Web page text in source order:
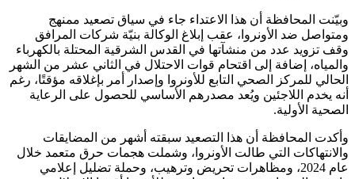
وبيّنت المحافظة أن هذا الاعتداء جاء في سياق تصعيد ممنهج
ومتواصل ضد الأونروا، عقب إبلاغ الوكالة بنيّة شركات المرافق
وقف تزويد عدد من منشآتها في القدس الشرقية المحتلة بالكهرباء
والمياه، إضافة إلى اقتحام قوات الاحتلال في الثاني عشر من الشهر
الحالي للمركز الصحي التابع للأونروا وإصدار أمر بإغلاقه مؤقتًا، رغم
أنه يخدم اللاجئين ويُعد مصدرهم الأساسي للحصول على الرعاية
الصحية الأولية.
وأكدت المحافظة أن هذا التصعيد سبقته أشهر من المضايقات
والانتهاكات التي طالت الأونروا، وشملت هجمات حرق متعمد خلال
عام 2024، ومظاهرات تحريض وترهيب، وحملة تضليل إعلامي